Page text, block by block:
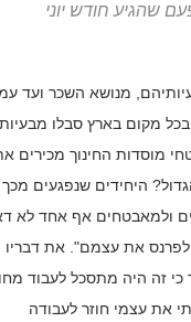
שהגיע חודש יוני
מנושא השכר ועד
מקום בארץ סבלו
מוסדות החינוך מכירים
היחידים שנפגעים
ולמאבטחים אף אחד לא
לפרנס את עצמם". את דבריו
זה היה מתסכל לעבוד
את עצמי חוזר לעבודה